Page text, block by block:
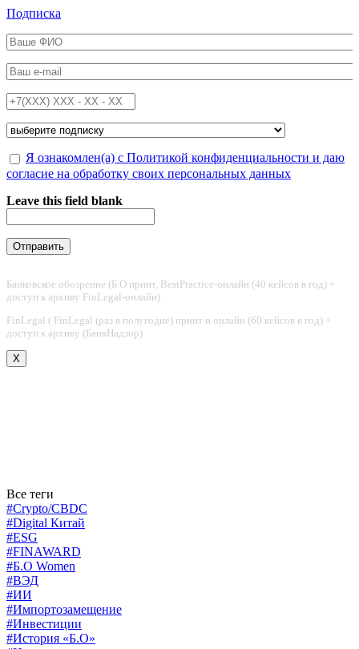
Перейти к основному содержанию
Подписка
ФИО*
Email*
Телефон*
Подписка на*
Обработка персональных данных*
Я ознакомлен(а) с Политикой конфиденциальности и даю
согласие на обработку своих персональных данных
Leave this field blank
Банковское обозрение (Б.О принт, BestPractice-онлайн (40 кейсов в год) +
доступ к архиву FinLegal-онлайн)
FinLegal ( FinLegal (раз в полугодие) принт и онлайн (60 кейсов в год) +
доступ к архиву (БанкНадзор)
X
Все теги
#Crypto/CBDC
#Digital Китай
#ESG
#FINAWARD
#Б.О Women
#ВЭД
#ИИ
#Импортозамещение
#Инвестиции
#История «Б.О»